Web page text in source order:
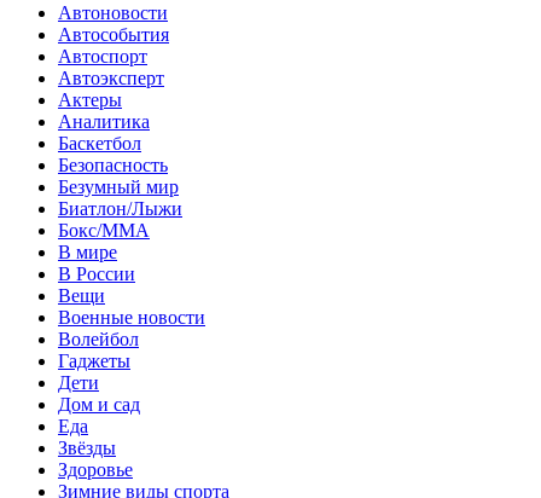
Автоновости
Автособытия
Автоспорт
Автоэксперт
Актеры
Аналитика
Баскетбол
Безопасность
Безумный мир
Биатлон/Лыжи
Бокс/MMA
В мире
В России
Вещи
Военные новости
Волейбол
Гаджеты
Дети
Дом и сад
Еда
Звёзды
Здоровье
Зимние виды спорта